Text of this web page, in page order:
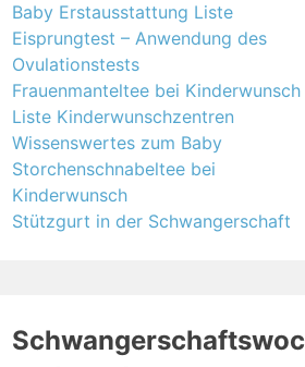
Baby Erstausstattung Liste
Eisprungtest – Anwendung des
Ovulationstests
Frauenmanteltee bei Kinderwunsch
Liste Kinderwunschzentren
Wissenswertes zum Baby
Storchenschnabeltee bei
Kinderwunsch
Stützgurt in der Schwangerschaft
Schwangerschaftswoc